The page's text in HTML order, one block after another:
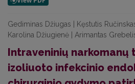
Gediminas Džiugas | Kęstutis
Karolina Džiugienė | Arimantas
Intraveninių narkomanų
izoliuoto infekcinio